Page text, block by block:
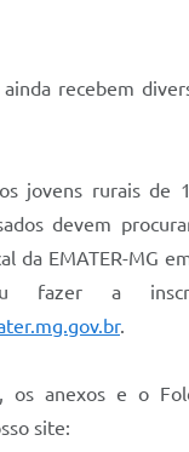
e Publicações MROSC
recebem
jovens rurais
devem
da EMATER-MG
fazer a
.
os anexos e o
site: